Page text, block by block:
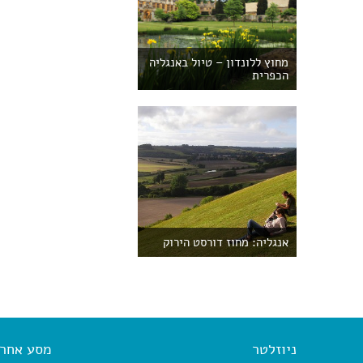
מחוץ ללונדון – טיול באנגליה
הכפרית
אנגליה: מחוז דורסט הירוק
ניוזלטר מסע אחר